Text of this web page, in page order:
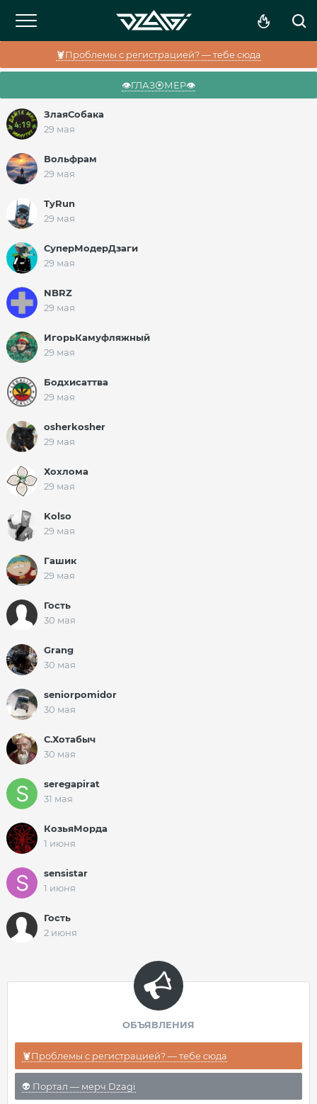
🦞Проблемы с регистрацией? — тебе сюда
👁️ГЛАЗ⦿МЕР👁️
ЗлаяСобака
29 мая
Вольфрам
29 мая
TyRun
29 мая
СуперМодерДзаги
29 мая
NBRZ
29 мая
ИгорьКамуфляжный
29 мая
Бодхисаттва
29 мая
osherkosher
29 мая
Хохлома
29 мая
Kolso
29 мая
Гашик
29 мая
Гость
30 мая
Grang
30 мая
seniorpomidor
30 мая
С.Хотабыч
30 мая
seregapirat
31 мая
КозьяМорда
1 июня
sensistar
1 июня
Гость
2 июня
ОБЪЯВЛЕНИЯ
🦞Проблемы с регистрацией? — тебе сюда
👽 Портал — мерч Dzagi